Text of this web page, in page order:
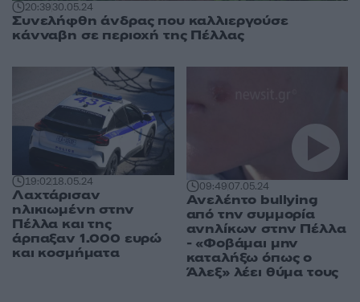
20:3930.05.24
Συνελήφθη άνδρας που καλλιεργούσε
κάνναβη σε περιοχή της Πέλλας
19:0218.05.24
Λαχτάρισαν
ηλικιωμένη στην
Πέλλα και της
άρπαξαν 1.000 ευρώ
και κοσμήματα
09:4907.05.24
Ανελέητο bullying
από την συμμορία
ανηλίκων στην Πέλλα
- «Φοβάμαι μην
καταλήξω όπως ο
Άλεξ» λέει θύμα τους